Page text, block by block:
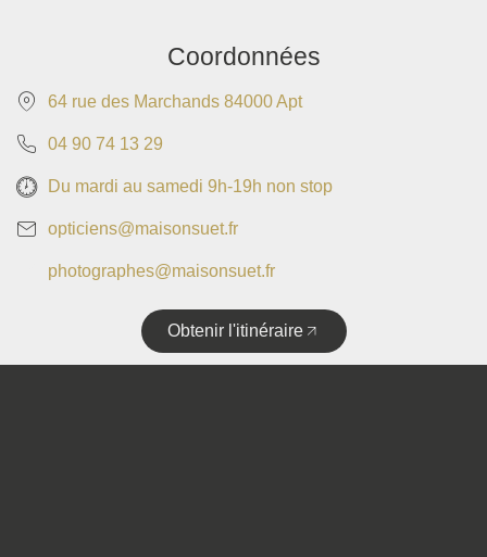
Coordonnées
64 rue des Marchands 84000 Apt
04 90 74 13 29
Du mardi au samedi 9h-19h non stop
opticiens@maisonsuet.fr
photographes@maisonsuet.fr
Obtenir l'itinéraire